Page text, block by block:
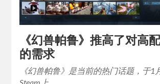
《幻兽帕鲁》推高了对高
的需求
《幻兽帕鲁》是当前的热门话题，于1